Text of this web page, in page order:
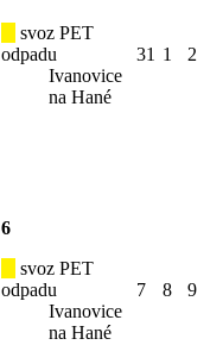
svoz PET
odpadu
Ivanovice
na Hané
31 1 2
6
svoz PET
odpadu
Ivanovice
na Hané
7 8 9